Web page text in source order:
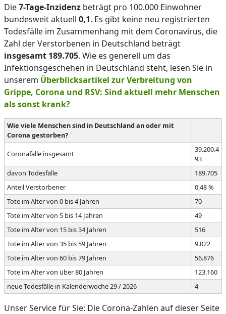
Die7-Tage-Inzidenz beträgt pro 100.000 Einwohner
bundesweit aktuell 0,1. Es gibt keine neu registrierten
Todesfälle im Zusammenhang mit dem Coronavirus, die
Zahl der Verstorbenen in Deutschland beträgt
insgesamt 189.705. Wie es generell um das
Infektionsgeschehen in Deutschland steht, lesen Sie in
unserem Überblicksartikel zur Verbreitung von
Grippe, Corona und RSV: Sind aktuell mehr Menschen
als sonst krank?
Wie viele Menschen sind in Deutschland an oder mit
Corona gestorben?
Coronafälle insgesamt
39.200.4
93
davon Todesfälle
189.705
Anteil Verstorbener
0,48 %
Tote im Alter von 0 bis 4 Jahren
70
Tote im Alter von 5 bis 14 Jahren
49
Tote im Alter von 15 bis 34 Jahren
516
Tote im Alter von 35 bis 59 Jahren
9.022
Tote im Alter von 60 bis 79 Jahren
56.876
Tote im Alter von über 80 Jahren
123.160
neue Todesfälle in Kalenderwoche 29 / 2026
4
Unser Service für Sie: Die Corona-Zahlen auf dieser Seite